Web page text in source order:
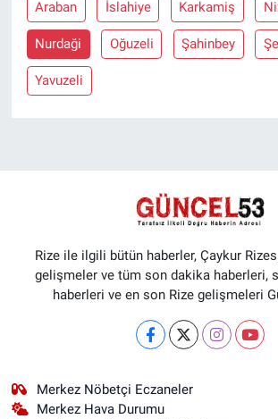
Araban İslahiye Karkamiş
Nurdaği Oğuzeli Şahinbey
Yavuzeli
Rize ile ilgili bütün haberler, Çaykur
gelişmeler ve tüm son dakika haberleri,
haberleri ve en son Rize gelişmeleri
Merkez Nöbetçi Eczaneler
Merkez Hava Durumu